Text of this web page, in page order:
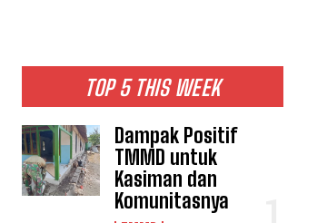
TOP 5 THIS WEEK
Dampak Positif
TMMD untuk
Kasiman dan
Komunitasnya